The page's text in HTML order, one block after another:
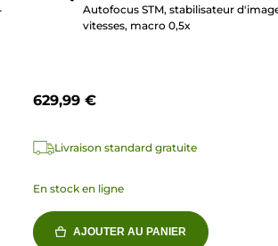
Autofocus STM, stabilisateur
vitesses, macro 0,5x
629,99 €
Livraison standard gratuite
En stock en ligne
AJOUTER AU PANIER